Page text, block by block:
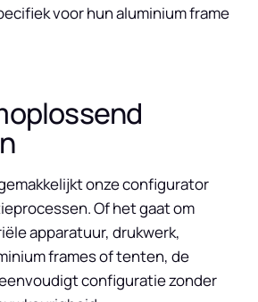
voor hun aluminium frame
onze configurator
Of het gaat om
apparatuur, drukwerk,
frames of tenten, de
configuratie zonder